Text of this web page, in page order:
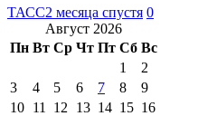
ТАСС2 месяца спустя 0
Август 2026
Пн Вт Ср Чт Пт Сб Вс
1
2
3
4 5 6 7 8
9
10 11 12 13 14 15 16